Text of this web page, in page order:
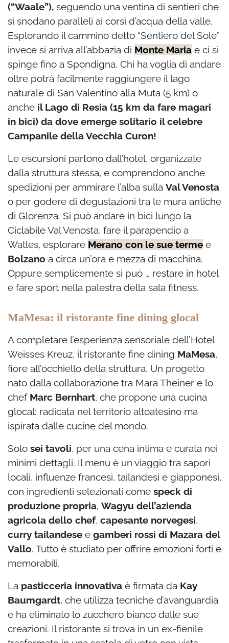
(“Waale”), seguendo una ventina di sentieri che
si snodano paralleli ai corsi d’acqua della valle.
Esplorando il cammino detto “Sentiero del Sole”
invece si arriva all’abbazia di Monte Maria e ci si
spinge fino a Spondigna. Chi ha voglia di andare
oltre potrà facilmente raggiungere il lago
naturale di San Valentino alla Muta (5 km) o
anche il Lago di Resia (15 km da fare magari
in bici) da dove emerge solitario il celebre
Campanile della Vecchia Curon!
Le escursioni partono dall’hotel, organizzate
dalla struttura stessa, e comprendono anche
spedizioni per ammirare l’alba sulla Val Venosta
o per godere di degustazioni tra le mura antiche
di Glorenza. Si può andare in bici lungo la
Ciclabile Val Venosta, fare il parapendio a
Watles, esplorare Merano con le sue terme e
Bolzano a circa un’ora e mezza di macchina.
Oppure semplicemente si può … restare in hotel
e fare sport nella palestra della sala fitness.
MaMesa: il ristorante fine dining glocal
A completare l’esperienza sensoriale dell’Hotel
Weisses Kreuz, il ristorante fine dining MaMesa,
fiore all’occhiello della struttura. Un progetto
nato dalla collaborazione tra Mara Theiner e lo
chef Marc Bernhart, che propone una cucina
glocal: radicata nel territorio altoatesino ma
ispirata dalle cucine del mondo.
Solo sei tavoli, per una cena intima e curata nei
minimi dettagli. Il menu è un viaggio tra sapori
locali, influenze francesi, tailandesi e giapponesi,
con ingredienti selezionati come speck di
produzione propria, Wagyu dell’azienda
agricola dello chef, capesante norvegesi,
curry tailandese e gamberi rossi di Mazara del
Vallo. Tutto è studiato per offrire emozioni forti e
memorabili.
La pasticceria innovativa è firmata da Kay
Baumgardt, che utilizza tecniche d’avanguardia
e ha eliminato lo zucchero bianco dalle sue
creazioni. Il ristorante si trova in un ex-fienile